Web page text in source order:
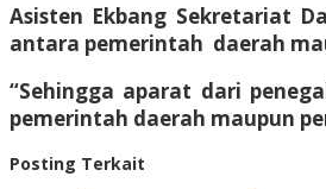
Asisten Ekbang Sekretariat
antara pemerintah daerah
“Sehingga aparat dari
pemerintah daerah maupun
Posting Terkait